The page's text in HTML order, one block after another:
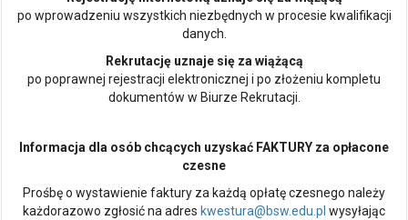
po wprowadzeniu wszystkich niezbędnych w procesie kwalifikacji
danych.
Rekrutację uznaje się za wiążącą
po poprawnej rejestracji elektronicznej i po złożeniu kompletu
dokumentów w Biurze Rekrutacji.
Informacja dla osób chcących uzyskać FAKTURY za opłacone
czesne
Prośbę o wystawienie faktury za każdą opłatę czesnego należy
każdorazowo zgłosić na adres kwestura@bsw.edu.pl wysyłając